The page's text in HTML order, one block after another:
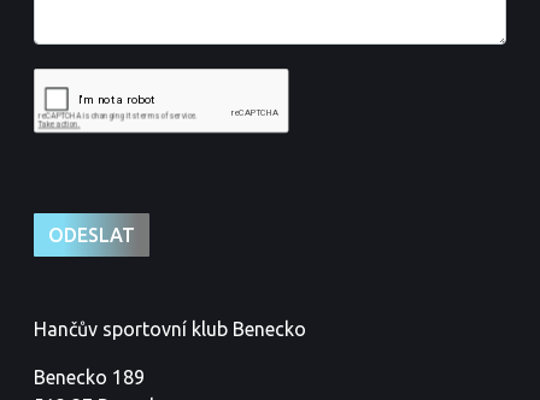
Hančův sportovní klub Benecko
Benecko 189